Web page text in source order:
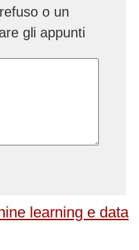
o un
gli appunti
learning e data